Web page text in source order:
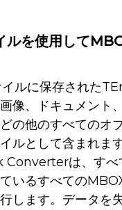
ルを使用して
ルに保存された
像、ドキュメント
の他のすべてのオ
ルとして含まれま
は、すべ
いるすべての
します。データを